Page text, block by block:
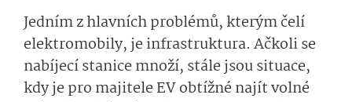
Jedním z hlavních problémů, kterým čelí
elektromobily, je infrastruktura. Ačkoli se
nabíjecí stanice množí, stále jsou situace,
kdy je pro majitele EV obtížné najít volné